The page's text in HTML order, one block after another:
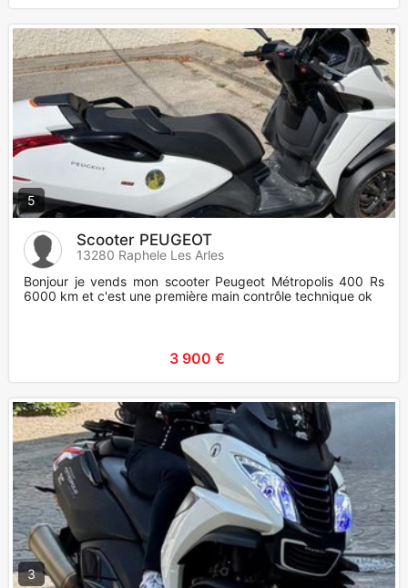
5
Scooter PEUGEOT
13280 Raphele Les Arles
Bonjour je vends mon scooter Peugeot Métropolis 400 Rs
6000 km et c'est une première main contrôle technique ok
3 900 €
3